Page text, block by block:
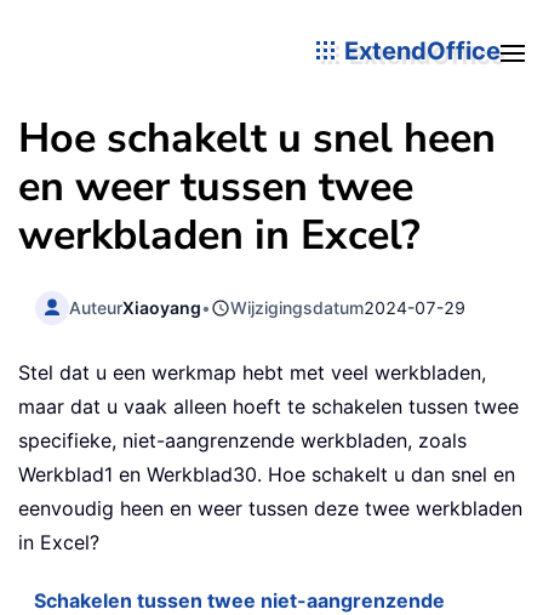
ExtendOffice
Hoe schakelt u snel heen
en weer tussen twee
werkbladen in Excel?
AuteurXiaoyang• Wijzigingsdatum2024-07-29
Stel dat u een werkmap hebt met veel werkbladen,
maar dat u vaak alleen hoeft te schakelen tussen twee
specifieke, niet-aangrenzende werkbladen, zoals
Werkblad1 en Werkblad30. Hoe schakelt u dan snel en
eenvoudig heen en weer tussen deze twee werkbladen
in Excel?
Schakelen tussen twee niet-aangrenzende